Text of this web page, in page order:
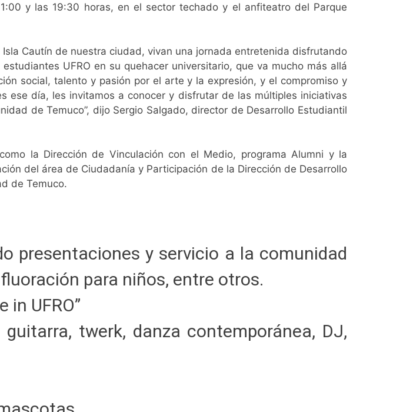
y las 19:30 horas, en el sector techado y el anfiteatro del Parque
Cautín de nuestra ciudad, vivan una jornada entretenida disfrutando
UFRO en su quehacer universitario, que va mucho más allá
social, talento y pasión por el arte y la expresión, y el compromiso y
ese día, les invitamos a conocer y disfrutar de las múltiples iniciativas
de Temuco”, dijo Sergio Salgado, director de Desarrollo Estudiantil
la Dirección de Vinculación con el Medio, programa Alumni y la
del área de Ciudadanía y Participación de la Dirección de Desarrollo
de Temuco.
presentaciones y servicio a la comunidad
para niños, entre otros.
UFRO”
twerk, danza contemporánea, DJ,